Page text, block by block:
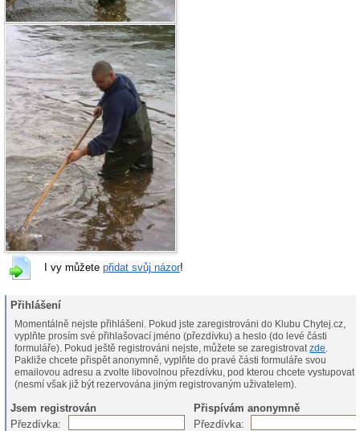
I vy můžete přidat svůj názor!
Přihlášení
Momentálně nejste přihlášeni. Pokud jste zaregistrováni do Klubu Chytej.cz,
vyplňte prosím své přihlašovací jméno (přezdívku) a heslo (do levé části
formuláře). Pokud ještě registrováni nejste, můžete se zaregistrovatzde.
Pakliže chcete přispět anonymně, vyplňte do pravé části formuláře svou
emailovou adresu a zvolte libovolnou přezdívku, pod kterou chcete vystupovat
(nesmí však již být rezervována jiným registrovaným uživatelem).
Jsem registrován
Přispívám anonymně
Přezdívka:
Přezdívka: